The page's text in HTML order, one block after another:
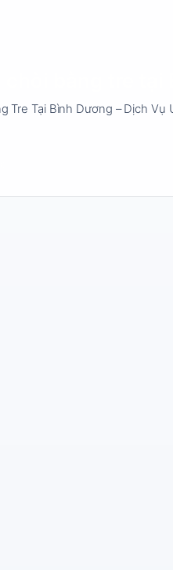
Tre Tại Bình Dương – Dịch Vụ